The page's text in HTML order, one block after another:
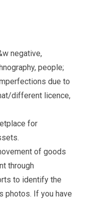
negative,
people;
due to
different licence,
for
of goods
through
to identify the
photos. If you have